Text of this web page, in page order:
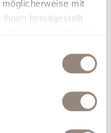
mit
bereitgestellt